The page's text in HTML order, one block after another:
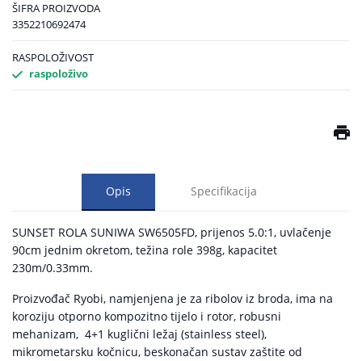
ŠIFRA PROIZVODA
3352210692474
RASPOLOŽIVOST
raspoloživo
Opis Specifikacija
SUNSET ROLA SUNIWA SW6505FD, prijenos 5.0:1, uvlačenje
90cm jednim okretom, težina role 398g, kapacitet
230m/0.33mm.
Proizvođač Ryobi, namjenjena je za ribolov iz broda, ima na
koroziju otporno kompozitno tijelo i rotor, robusni
mehanizam, 4+1 kuglični ležaj (stainless steel),
mikrometarsku kočnicu, beskonačan sustav zaštite od